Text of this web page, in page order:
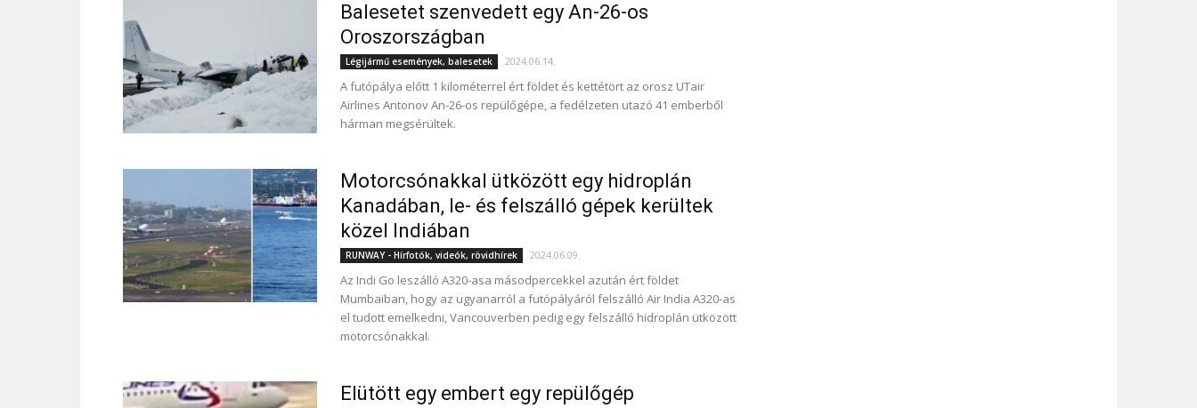
Balesetet szenvedett egy An-26-os
Oroszországban
Légijármű események, balesetek 2024.06.14.
A futópálya előtt 1 kilométerrel ért földet és kettétört az orosz UTair
Airlines Antonov An-26-os repülőgépe, a fedélzeten utazó 41 emberből
hárman megsérültek.
Motorcsónakkal ütközött egy hidroplán
Kanadában, le- és felszálló gépek kerültek
közel Indiában
RUNWAY - Hírfotók, videók, rövidhírek 2024.06.09.
Az Indi Go leszálló A320-asa másodpercekkel azután ért földet
Mumbaiban, hogy az ugyanarról a futópályáról felszálló Air India A320-as
el tudott emelkedni, Vancouverben pedig egy felszálló hidroplán ütközött
motorcsónakkal.
Elütött egy embert egy repülőgép